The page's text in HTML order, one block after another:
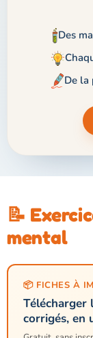
Des
De la
📝
mental
📦 FICHES À
Télécharger
corrigés, en